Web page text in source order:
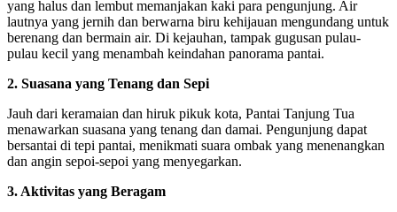
yang halus dan lembut memanjakan kaki para pengunjung. Air
lautnya yang jernih dan berwarna biru kehijauan mengundang untuk
berenang dan bermain air. Di kejauhan, tampak gugusan pulau-
pulau kecil yang menambah keindahan panorama pantai.
2. Suasana yang Tenang dan Sepi
Jauh dari keramaian dan hiruk pikuk kota, Pantai Tanjung Tua
menawarkan suasana yang tenang dan damai. Pengunjung dapat
bersantai di tepi pantai, menikmati suara ombak yang menenangkan
dan angin sepoi-sepoi yang menyegarkan.
3. Aktivitas yang Beragam